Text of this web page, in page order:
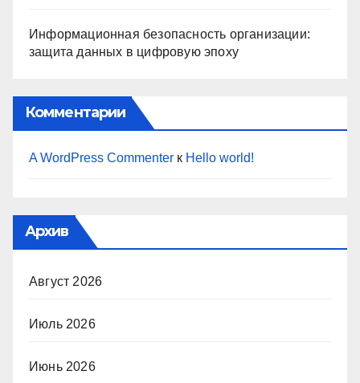
Информационная безопасность организации:
защита данных в цифровую эпоху
Комментарии
A WordPress Commenter к Hello world!
Архив
Август 2026
Июль 2026
Июнь 2026